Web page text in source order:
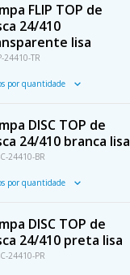
FLIP TOP de
24/410
lisa
24410-TR
por quantidade
DISC TOP de
24/410 branca lisa
24410-BR
por quantidade
DISC TOP de
24/410 preta lisa
24410-PR